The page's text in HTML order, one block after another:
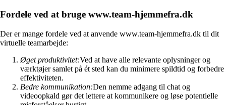
Fordele ved at bruge www.team-hjemmefra.dk
Der er mange fordele ved at anvende www.team-hjemmefra.dk til dit
virtuelle teamarbejde:
Øget produktivitet:Ved at have alle relevante oplysninger og
værktøjer samlet på ét sted kan du minimere spildtid og forbedre
effektiviteten.
Bedre kommunikation:Den nemme adgang til chat og
videoopkald gør det lettere at kommunikere og løse potentielle